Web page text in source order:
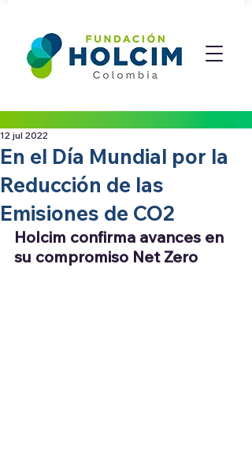
En el Día Mundial por la
Reducción de las
Emisiones de CO2
12 jul 2022
Holcim confirma avances en
su compromiso Net Zero